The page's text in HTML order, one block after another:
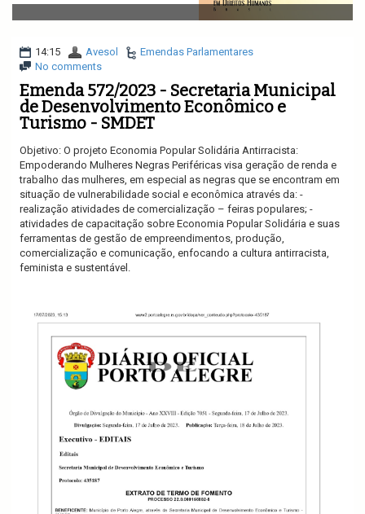
v
i
a
o
n
14:15 Avesol
Emendas Parlamentares
No comments
Emenda 572/2023 - Secretaria Municipal
de Desenvolvimento Econômico e
Turismo - SMDET
Objetivo: O projeto Economia Popular Solidária Antirracista:
Empoderando Mulheres Negras Periféricas visa geração de renda e
trabalho das mulheres, em especial as negras que se encontram em
situação de vulnerabilidade social e econômica através da: -
realização atividades de comercialização – feiras populares; -
atividades de capacitação sobre Economia Popular Solidária e suas
ferramentas de gestão de empreendimentos, produção,
comercialização e comunicação, enfocando a cultura antirracista,
feminista e sustentável